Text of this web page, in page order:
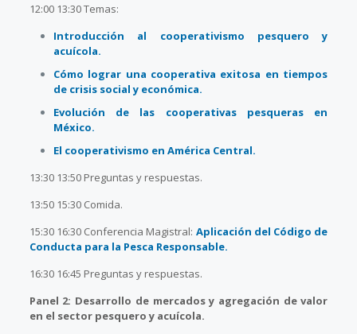
12:00 13:30 Temas:
Introducción al cooperativismo pesquero y
acuícola.
Cómo lograr una cooperativa exitosa en tiempos
de crisis social y económica.
Evolución de las cooperativas pesqueras en
México.
El cooperativismo en América Central.
13:30 13:50 Preguntas y respuestas.
13:50 15:30 Comida.
15:30 16:30 Conferencia Magistral: Aplicación del Código de
Conducta para la Pesca Responsable.
16:30 16:45 Preguntas y respuestas.
Panel 2: Desarrollo de mercados y agregación de valor
en el sector pesquero y acuícola.